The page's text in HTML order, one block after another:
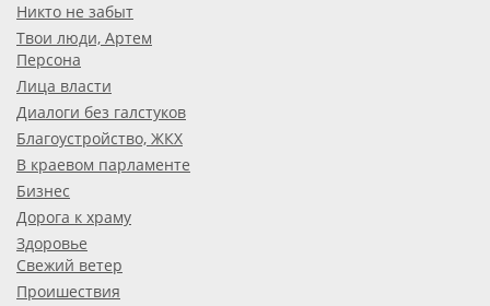
Никто не забыт
Твои люди, Артем
Персона
Лица власти
Диалоги без галстуков
Благоустройство, ЖКХ
В краевом парламенте
Бизнес
Дорога к храму
Здоровье
Свежий ветер
Проишествия